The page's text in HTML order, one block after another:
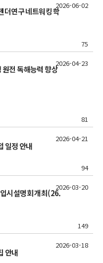
연구 네트워킹 학
75
2026-06-02
전 독해능력 향상
81
2026-04-23
일정 안내
94
2026-04-21
시설명회 개최(26.
149
2026-03-20
안내
2026-03-18